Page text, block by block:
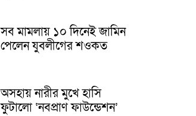
সব মামলায় ১০ দিনেই জামিন
পেলেন যুবলীগের শওকত
অসহায় নারীর মুখে হাসি
ফুটালো ‘নবপ্রাণ ফাউন্ডেশন’